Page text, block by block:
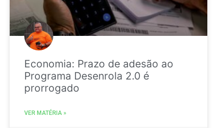
Economia: Prazo de adesão ao
Programa Desenrola 2.0 é
prorrogado
VER MATÉRIA »